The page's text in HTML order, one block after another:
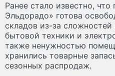
Ранее стало известно,
Эльдорадо» готова
складов из-за
бытовой техники и
также ненужностью
хранились товарные
сезонных распродаж.